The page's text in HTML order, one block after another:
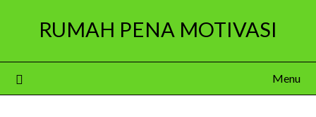
RUMAH PENA MOTIVASI
Menu